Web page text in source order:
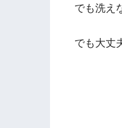
でも洗え
でも大丈